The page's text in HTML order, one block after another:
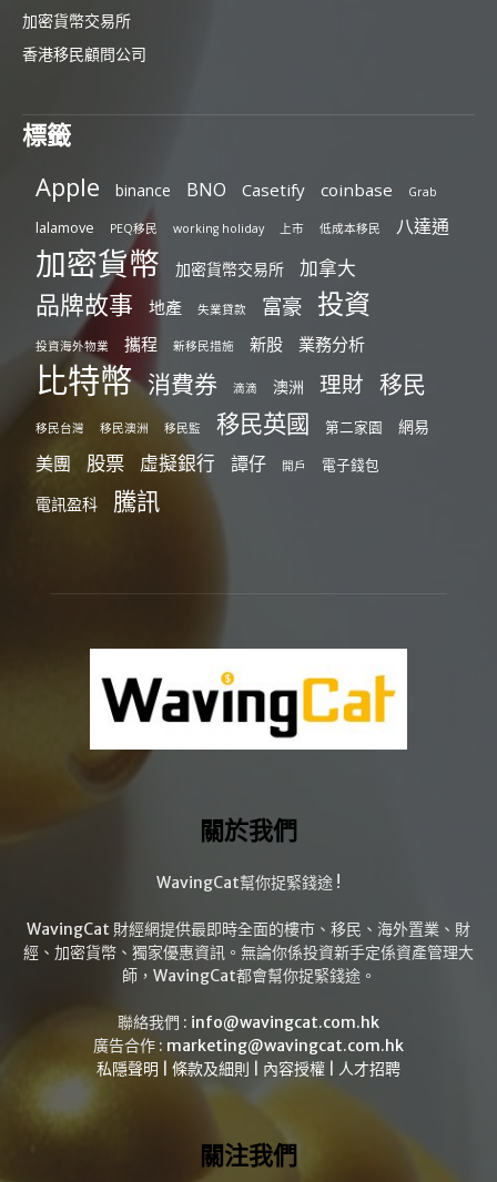
加密貨幣交易所
香港移民顧問公司
標籤
Apple binance BNO Casetify coinbase Grab
lalamove PEQ移民 working holiday 上市 低成本移民 八達通
加密貨幣 加密貨幣交易所 加拿大
品牌故事 地產 失業貸款 富豪 投資
投資海外物業 攜程 新移民措施 新股 業務分析
比特幣 消費券 滴滴 澳洲 理財 移民
移民台灣 移民澳洲 移民監 移民英國 第二家園 網易
美團 股票 虛擬銀行 譚仔 開戶 電子錢包
電訊盈科 騰訊
關於我們
WavingCat幫你捉緊錢途 !
WavingCat 財經網提供最即時全面的樓市、移民、海外置業、財
經、加密貨幣、獨家優惠資訊。無論你係投資新手定係資產管理大
師，WavingCat都會幫你捉緊錢途。
聯絡我們 : info@wavingcat.com.hk
廣告合作 : marketing@wavingcat.com.hk
私隱聲明
條款及細則 內容授權 人才招聘
關注我們